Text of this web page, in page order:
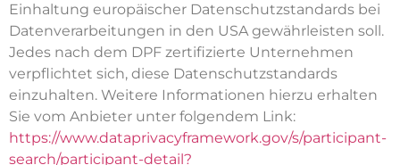
Einhaltung europäischer Datenschutzstandards bei
Datenverarbeitungen in den USA gewährleisten soll.
Jedes nach dem DPF zertifizierte Unternehmen
verpflichtet sich, diese Datenschutzstandards
einzuhalten. Weitere Informationen hierzu erhalten
Sie vom Anbieter unter folgendem Link:
https://www.dataprivacyframework.gov/s/participant-
search/participant-detail?